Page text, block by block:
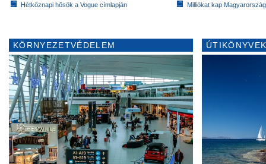
Hétköznapi hősök a Vogue címlapján
Milliókat kap
KÖRNYEZETVÉDELEM